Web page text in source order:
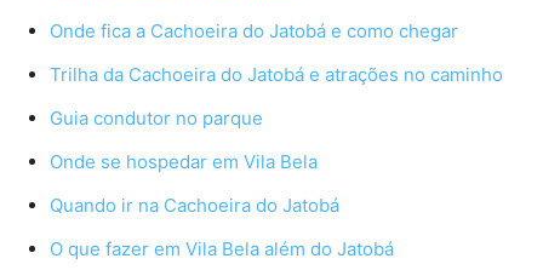
Onde fica a Cachoeira do Jatobá e como chegar
Trilha da Cachoeira do Jatobá e atrações no caminho
Guia condutor no parque
Onde se hospedar em Vila Bela
Quando ir na Cachoeira do Jatobá
O que fazer em Vila Bela além do Jatobá